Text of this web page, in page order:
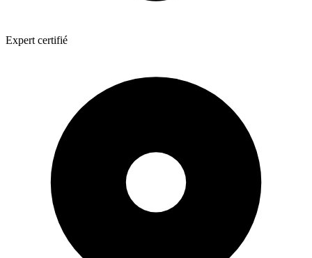
Expert certifié